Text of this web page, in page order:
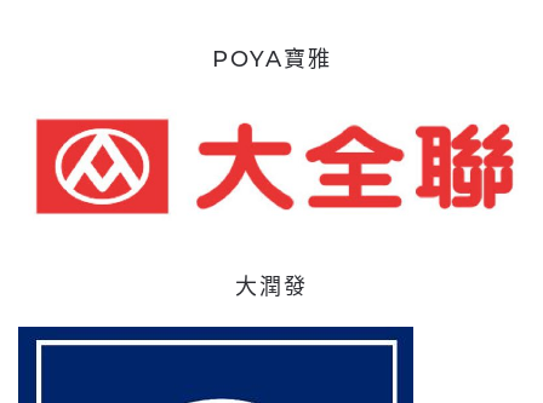
POYA寶雅
大潤發